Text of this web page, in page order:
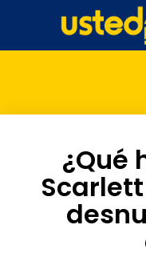
¿Qué